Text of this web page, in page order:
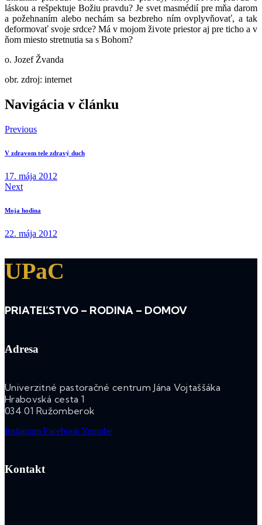
láskou a rešpektuje Božiu pravdu? Je svet masmédií pre mňa darom
a požehnaním alebo nechám sa bezbreho ním ovplyvňovať, a tak
deformovať svoje srdce? Má v mojom živote priestor aj pre ticho a v
ňom miesto stretnutia sa s Bohom?
o. Jozef Žvanda
obr. zdroj: internet
Navigácia v článku
Previous
V zdravom tele zdravý duch
17. mája 2012
Next
Moja hodina
22. mája 2012
UPaC
PRIATEĽSTVO – RODINA – DOMOV
Adresa
Univerzitné pastoračné centrum Jána Vojtaššáka
Hrabovská cesta 1
034 01 Ružomberok
Instagram FacebookYoutube
Kontakt